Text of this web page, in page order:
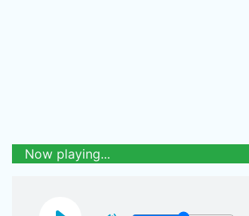
Now playing...